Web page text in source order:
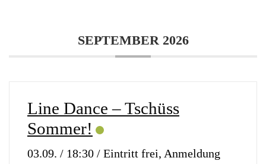
SEPTEMBER 2026
Line Dance – Tschüss
Sommer!
03.09. / 18:30 / Eintritt frei, Anmeldung